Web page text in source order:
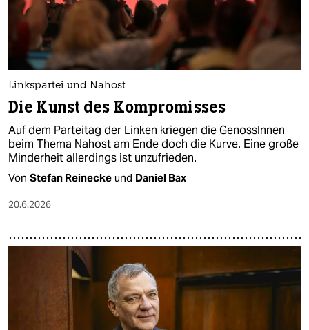
Linkspartei und Nahost
Die Kunst des Kompromisses
Auf dem Parteitag der Linken kriegen die GenossInnen
beim Thema Nahost am Ende doch die Kurve. Eine große
Minderheit allerdings ist unzufrieden.
Von Stefan Reinecke und Daniel Bax
20.6.2026